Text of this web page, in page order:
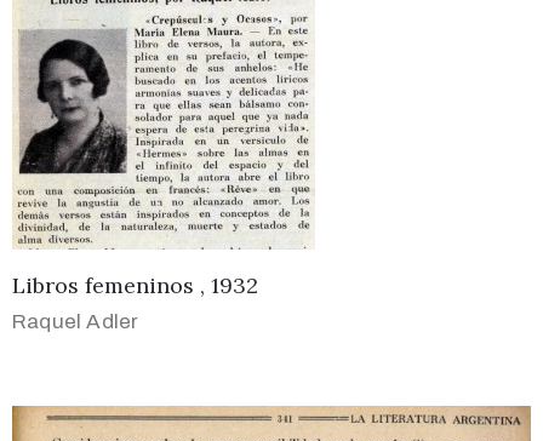
Libros femeninos , 1932
Raquel Adler